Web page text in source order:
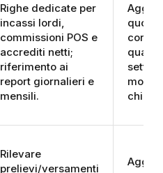
Righe dedicate per
incassi lordi,
commissioni POS e
accrediti netti;
riferimento ai
report giornalieri e
mensili.
Rilevare
prelievi/versamenti